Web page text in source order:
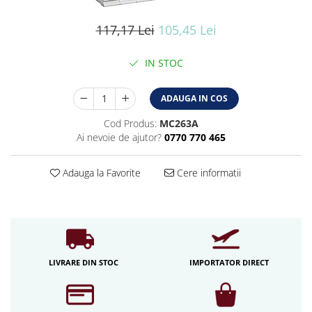
Lampi de birou
Profil aluminiu
Becuri LED
Uncategorized
Profil banda LED
117,17 Lei 105,45 Lei
IN STOC
ADAUGA IN COS
Cod Produs: MC263A
Ai nevoie de ajutor? 0770 770 465
Adauga la Favorite Cere informatii
LIVRARE DIN STOC IMPORTATOR DIRECT